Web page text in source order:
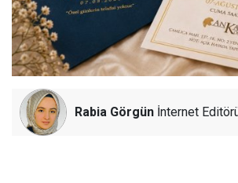
Rabia Görgün İnternet